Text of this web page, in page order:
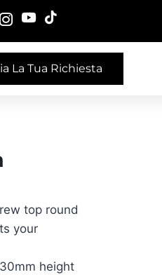
La Tua Richiesta
top round
your
height